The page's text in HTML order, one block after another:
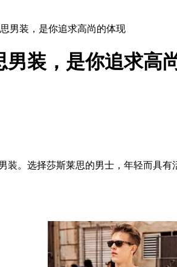
男装，是你追求高尚的体现
男装，是你追求高
装。选择莎斯莱思的男士，年轻而具有